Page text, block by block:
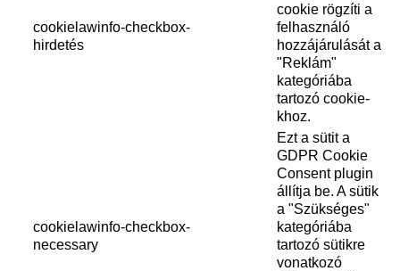
cookielawinfo-checkbox-
hirdetés
cookie rögzíti a
felhasználó
hozzájárulását a
"Reklám"
kategóriába
tartozó cookie-
khoz.
cookielawinfo-checkbox-
necessary
Ezt a sütit a
GDPR Cookie
Consent plugin
állítja be. A sütik
a "Szükséges"
kategóriába
tartozó sütikre
vonatkozó